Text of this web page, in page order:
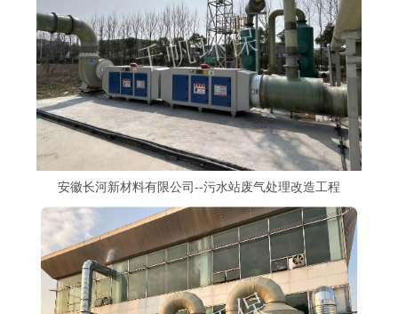
安徽长河新材料有限公司--污水站废气处理改造工程